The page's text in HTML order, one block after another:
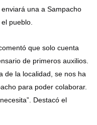
una a Sampacho
pueblo.
que solo cuenta
de primeros auxilios.
de la localidad, se nos ha
para poder colaborar.
Destacó el